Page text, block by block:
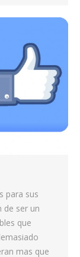
para sus
de ser un
que
mas que